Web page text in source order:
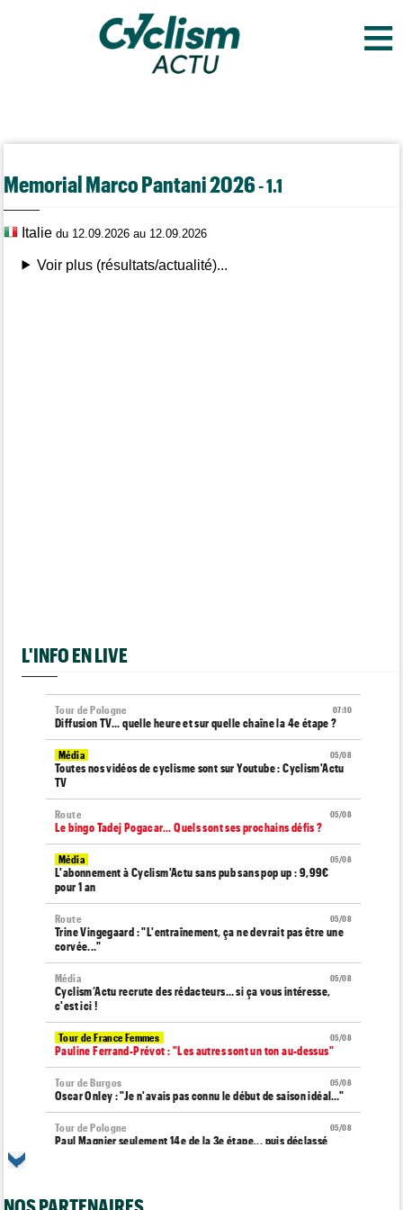
≡
Memorial Marco Pantani 2026- 1.1
Italiedu 12.09.2026 au 12.09.2026
Voir plus (résultats/actualité)...
L'INFO EN LIVE
07:10
Tour de Pologne
Diffusion TV... quelle heure et sur quelle chaîne la 4e étape ?
05/08
Média
Toutes nos vidéos de cyclisme sont sur Youtube : Cyclism'Actu
TV
05/08
Route
Le bingo Tadej Pogacar... Quels sont ses prochains défis ?
05/08
Média
L'abonnement à Cyclism'Actu sans pub sans pop up : 9,99€
pour 1 an
05/08
Route
Trine Vingegaard : "L'entraînement, ça ne devrait pas être une
corvée..."
05/08
Média
Cyclism’Actu recrute des rédacteurs… si ça vous intéresse,
c'est ici !
05/08
Tour de France Femmes
Pauline Ferrand-Prévot : "Les autres sont un ton au-dessus"
05/08
Tour de Burgos
Oscar Onley : "Je n'avais pas connu le début de saison idéal…"
05/08
Tour de Pologne
Paul Magnier seulement 14e de la 3e étape... puis déclassé
Emirates